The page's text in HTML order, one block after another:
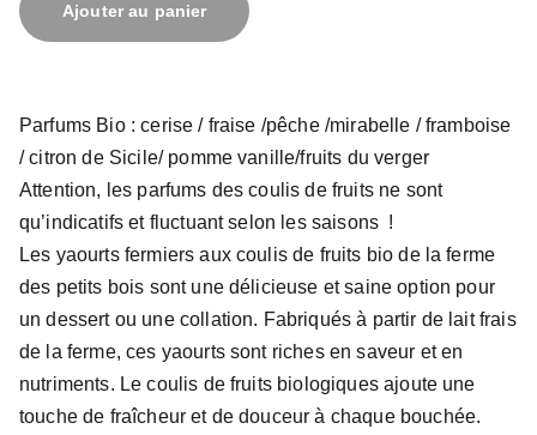
Ajouter au panier
Parfums Bio : cerise / fraise /pêche /mirabelle / framboise
/ citron de Sicile/ pomme vanille/fruits du verger
Attention, les parfums des coulis de fruits ne sont
qu’indicatifs et fluctuant selon les saisons !
Les yaourts fermiers aux coulis de fruits bio de la ferme
des petits bois sont une délicieuse et saine option pour
un dessert ou une collation. Fabriqués à partir de lait frais
de la ferme, ces yaourts sont riches en saveur et en
nutriments. Le coulis de fruits biologiques ajoute une
touche de fraîcheur et de douceur à chaque bouchée.